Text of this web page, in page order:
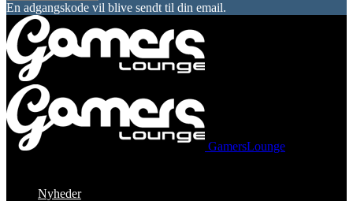
En adgangskode vil blive sendt til din email.
GamersLounge
Nyheder